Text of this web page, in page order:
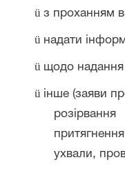
ü з проханням
ü надати
ü щодо надання
ü інше (заяви
ухвали,